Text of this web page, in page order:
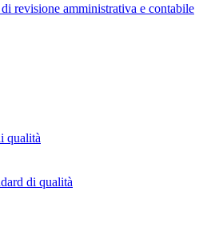
revisione amministrativa e contabile
qualità
di qualità